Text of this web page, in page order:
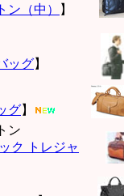
（中） 】
ッグ】
グ】
ン
ク トレジャ